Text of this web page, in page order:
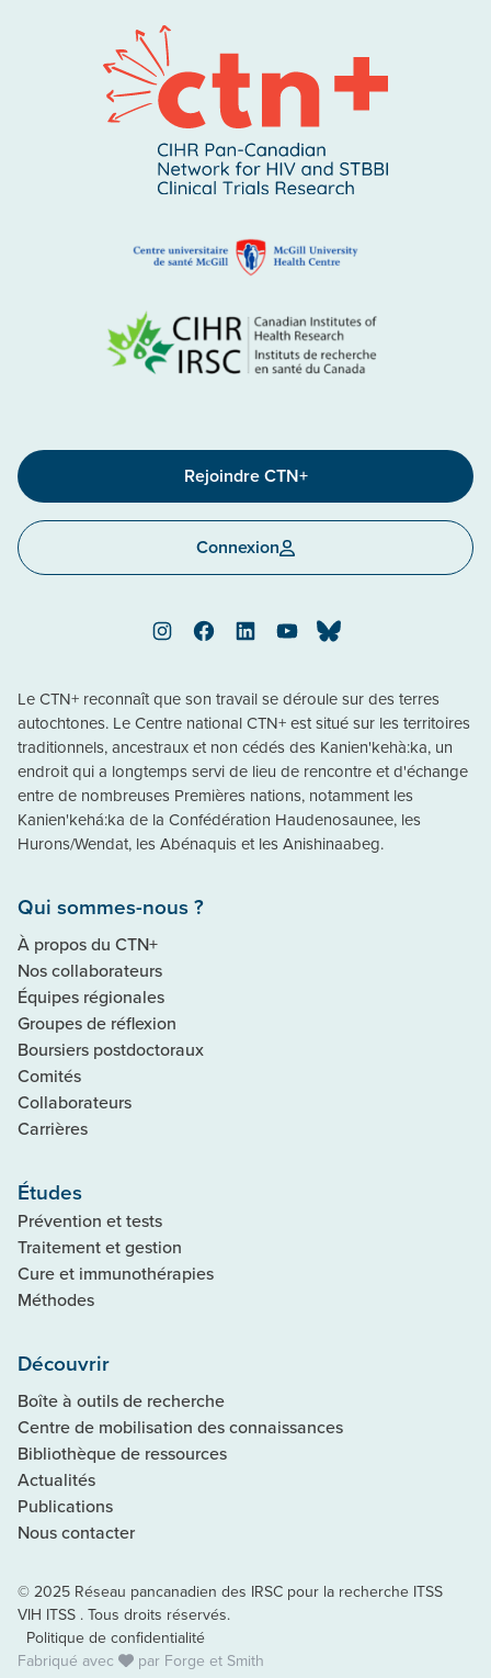
Rejoindre CTN+
Connexion
InstagramFacebookLinkedInYouTubeBluesky
Le CTN+ reconnaît que son travail se déroule sur des terres
autochtones. Le Centre national CTN+ est situé sur les territoires
traditionnels, ancestraux et non cédés des Kanien'kehà:ka, un
endroit qui a longtemps servi de lieu de rencontre et d'échange
entre de nombreuses Premières nations, notamment les
Kanien'kehá:ka de la Confédération Haudenosaunee, les
Hurons/Wendat, les Abénaquis et les Anishinaabeg.
Qui sommes-nous ?
À propos du CTN+
Nos collaborateurs
Équipes régionales
Groupes de réflexion
Boursiers postdoctoraux
Comités
Collaborateurs
Carrières
Études
Prévention et tests
Traitement et gestion
Cure et immunothérapies
Méthodes
Découvrir
Boîte à outils de recherche
Centre de mobilisation des connaissances
Bibliothèque de ressources
Actualités
Publications
Nous contacter
© 2025 Réseau pancanadien des IRSC pour la recherche ITSS
VIH ITSS . Tous droits réservés.
Politique de confidentialité
Fabriqué avec
par Forge et Smith